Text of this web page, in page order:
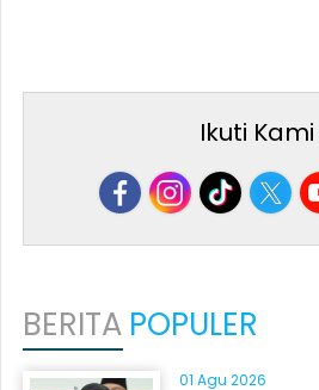
Ikuti
BERITA POPULER
01 Agu 2026